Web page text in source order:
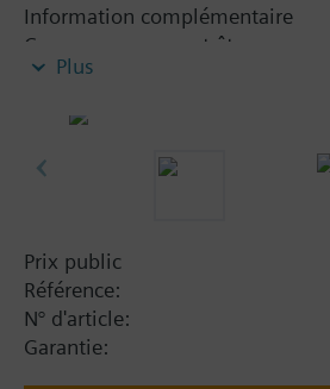
Information complémentaire
Ces vannes peuvent être
servomoteurs et des régulateurs
Plus
Prix public
Référence:
N° d'article:
Garantie: